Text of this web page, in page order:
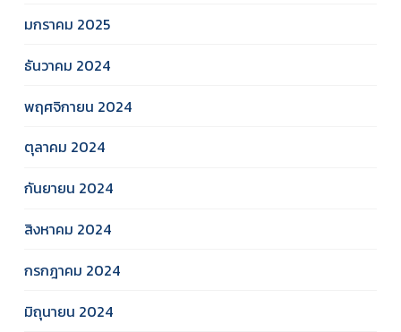
มกราคม 2025
ธันวาคม 2024
พฤศจิกายน 2024
ตุลาคม 2024
กันยายน 2024
สิงหาคม 2024
กรกฎาคม 2024
มิถุนายน 2024